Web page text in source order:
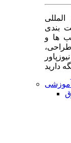
بندی
ها و